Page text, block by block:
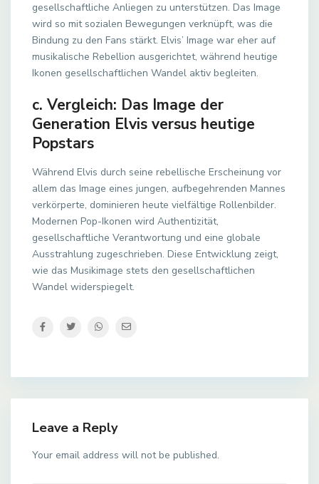
gesellschaftliche Anliegen zu unterstützen. Das Image
wird so mit sozialen Bewegungen verknüpft, was die
Bindung zu den Fans stärkt. Elvis’ Image war eher auf
musikalische Rebellion ausgerichtet, während heutige
Ikonen gesellschaftlichen Wandel aktiv begleiten.
c. Vergleich: Das Image der
Generation Elvis versus heutige
Popstars
Während Elvis durch seine rebellische Erscheinung vor
allem das Image eines jungen, aufbegehrenden Mannes
verkörperte, dominieren heute vielfältige Rollenbilder.
Modernen Pop-Ikonen wird Authentizität,
gesellschaftliche Verantwortung und eine globale
Ausstrahlung zugeschrieben. Diese Entwicklung zeigt,
wie das Musikimage stets den gesellschaftlichen
Wandel widerspiegelt.
Leave a Reply
Your email address will not be published.